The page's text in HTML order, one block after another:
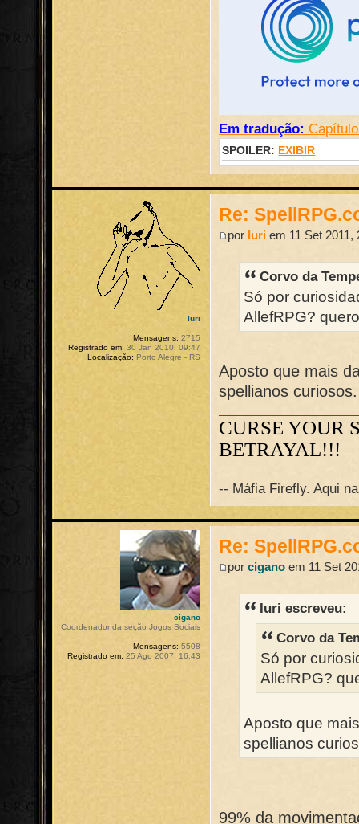
Em tradução:
SPOILER: EXIBIR
Re:
por Iuri em 11 Set 2011,
Corvo da
Só por
AllefRPG?
Aposto que mais
spellianos curiosos.
CURSE YOUR
BETRAYAL!!!
-- Máfia Firefly. Aqui
Iuri
Mensagens: 2715
Registrado em: 30 Jan 2010, 09:47
Localização: Porto Alegre - RS
Re:
porcigano em 11 Set
Iuri escreveu:
Corvo da
Só por
AllefRPG?
Aposto que
spellianos
99% da
cigano
Coordenador da seção Jogos Sociais
Mensagens: 5508
Registrado em: 25 Ago 2007, 16:43